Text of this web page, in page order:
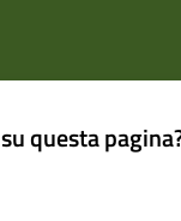
questa